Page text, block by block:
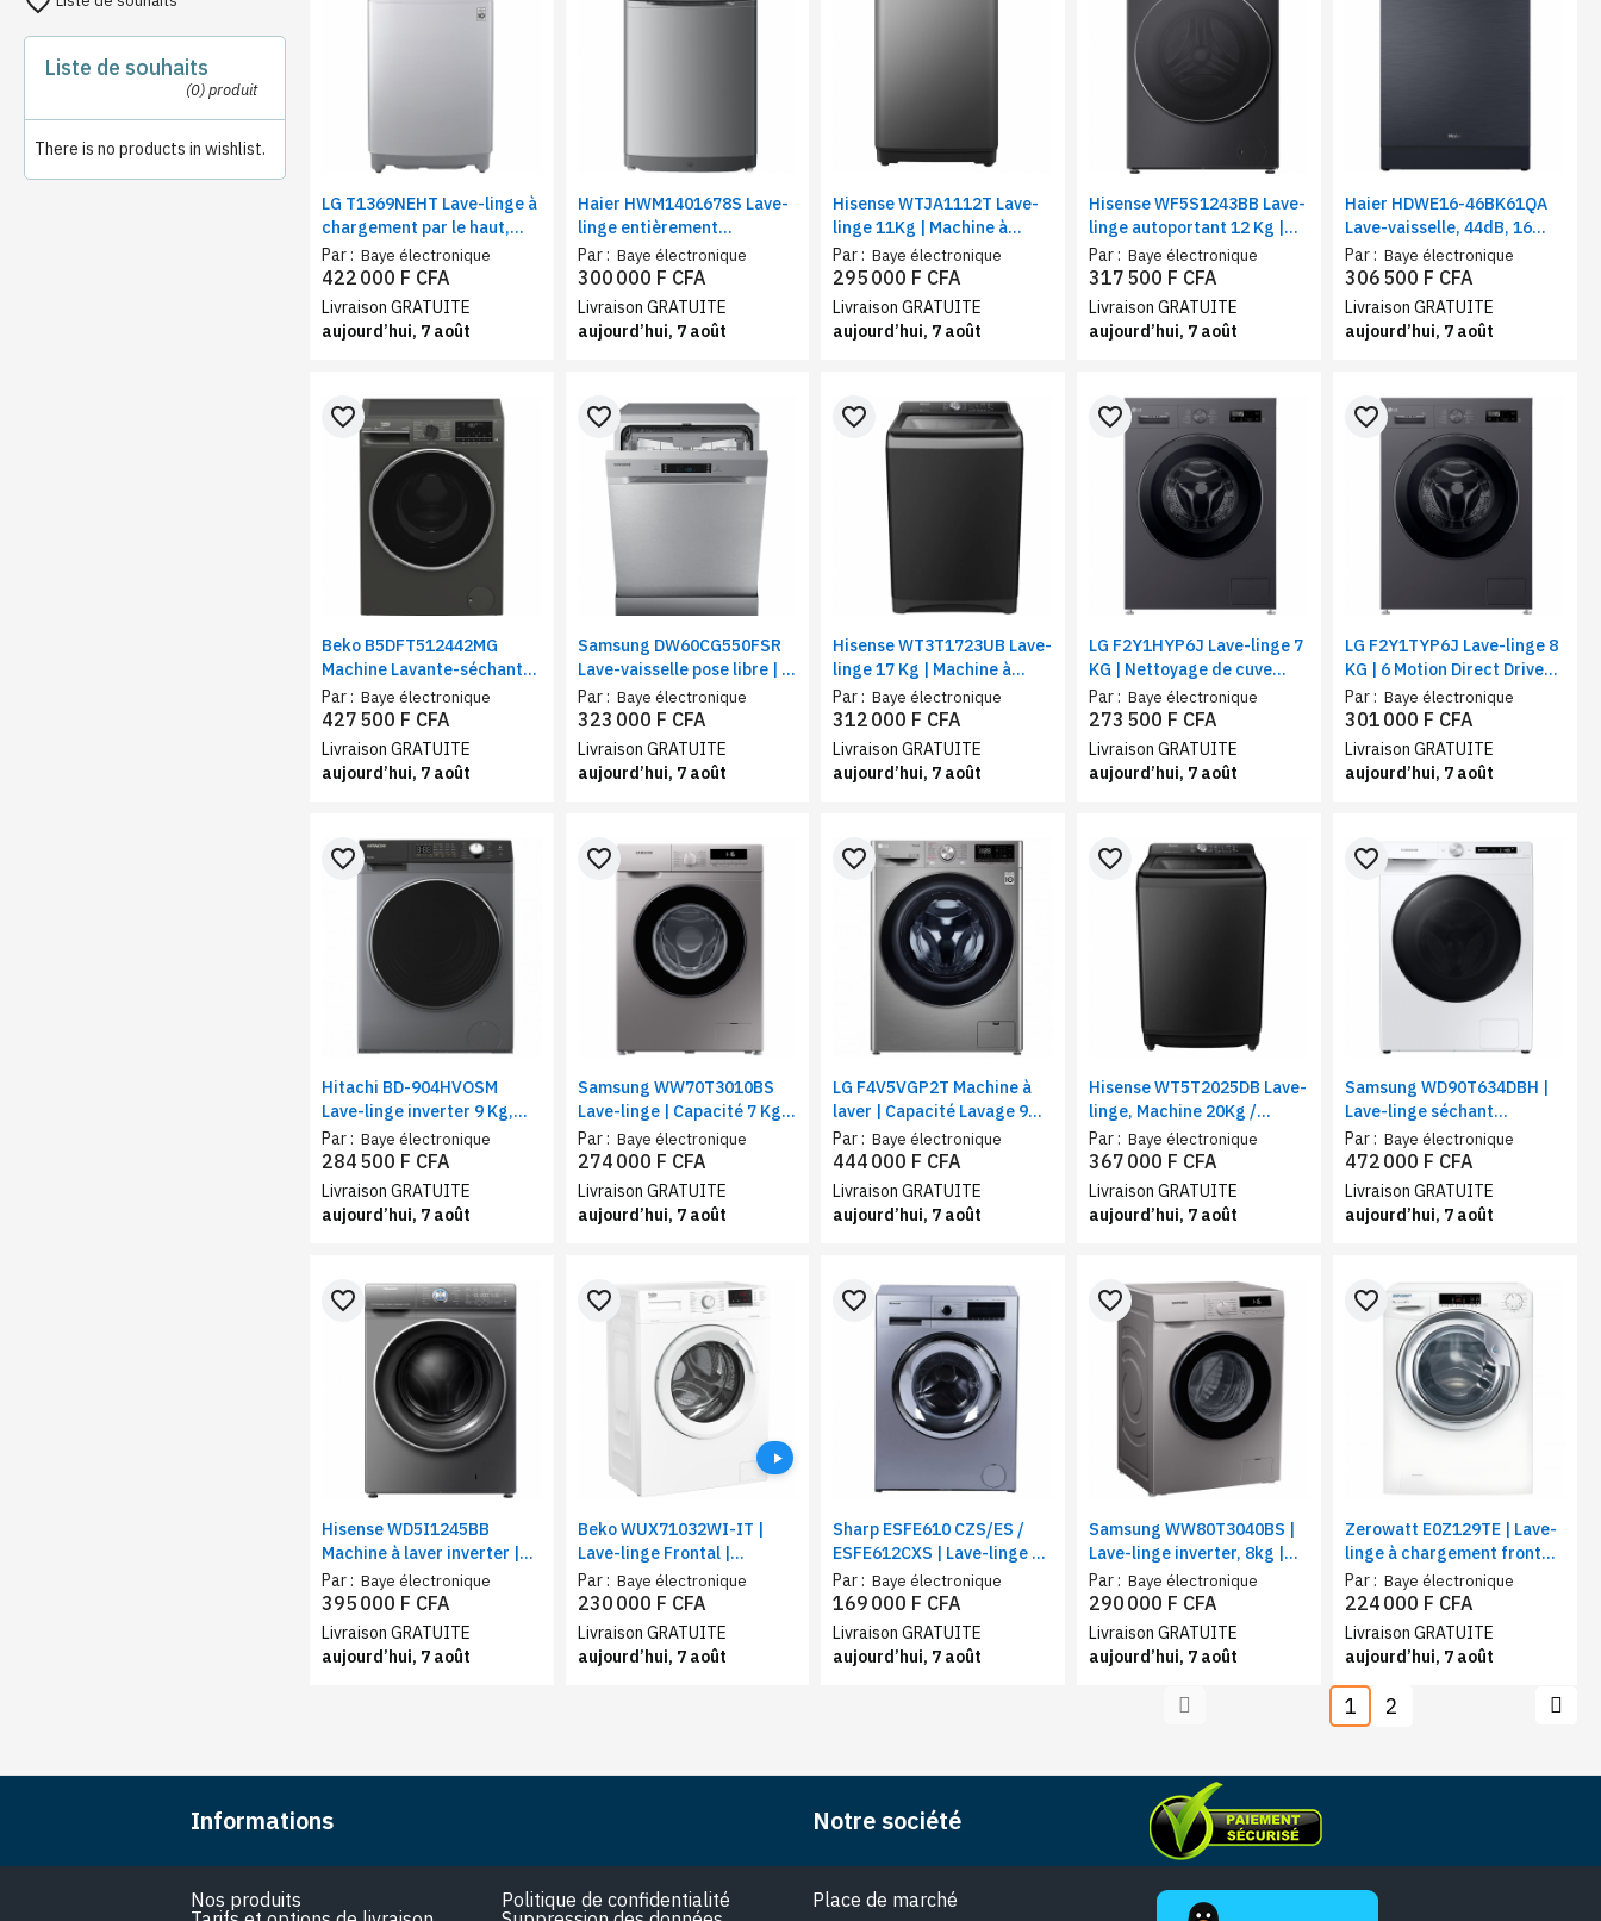
Liste de souhaits
(0)produit
There is no products in wishlist.
LG T1369NEHT Lave-linge à
chargement par le haut,
Capacité 13 Kg, Smart
Inverter
Par : Baye électronique
422 000 F CFA
Livraison GRATUITE
aujourd’hui, 7 août
Haier HWM1401678S Lave-
linge entièrement
automatique | Commande
arrière, Filtre bionique |
Vitesse 1200 tr/min, 14 Kg
Par : Baye électronique
300 000 F CFA
Livraison GRATUITE
aujourd’hui, 7 août
Hisense WTJA1112T Lave-
linge 11Kg | Machine à
charge supérieure |
Nettoyage à bulles | 10
programmes, Wifi, A
Par : Baye électronique
295 000 F CFA
Livraison GRATUITE
aujourd’hui, 7 août
Hisense WF5S1243BB Lave-
linge autoportant 12 Kg |
Machine à chargement
frontal | Auto programme,
Classe énergétique A
Par : Baye électronique
317 500 F CFA
Livraison GRATUITE
aujourd’hui, 7 août
Haier HDWE16-46BK61QA
Lave-vaisselle, 44dB, 16
couverts, 8 programmes,
départ différé, demi
charge
Par : Baye électronique
306 500 F CFA
Livraison GRATUITE
aujourd’hui, 7 août
Beko B5DFT512442MG
Machine Lavante-séchante
| Capacité Lavage 12 Kg /
Séchage 8 Kg | Moteur
ProSmart Inverter™ | Wifi
Par : Baye électronique
favorite_border
427 500 F CFA
Livraison GRATUITE
aujourd’hui, 7 août
Samsung DW60CG550FSR
Lave-vaisselle pose libre | 7
programmes , 14 couverts,
inox
Par : Baye électronique
favorite_border
323 000 F CFA
Livraison GRATUITE
aujourd’hui, 7 août
Hisense WT3T1723UB Lave-
linge 17 Kg | Machine à
charge supérieure, classe
A, 12 programmes, vitesse
de rotation(RPM) 700
Par : Baye électronique
favorite_border
312 000 F CFA
Livraison GRATUITE
aujourd’hui, 7 août
LG F2Y1HYP6J Lave-linge 7
KG | Nettoyage de cuve
(Tub Clean) | 6 Motion Direct
Drive™ | Steam +| Smart
Diagnosis™ | Classe A+++
Par : Baye électronique
favorite_border
273 500 F CFA
Livraison GRATUITE
aujourd’hui, 7 août
LG F2Y1TYP6J Lave-linge 8
KG | 6 Motion Direct Drive™ |
Steam +| Smart
Diagnosis™| Vitesse
d'essorage 1200 tr/min
Par : Baye électronique
favorite_border
301 000 F CFA
Livraison GRATUITE
aujourd’hui, 7 août
Hitachi BD-904HVOSM
Lave-linge inverter 9 Kg,
vitesse d'essorage 1400
tr/min, silver-noir
Par : Baye électronique
favorite_border
284 500 F CFA
Livraison GRATUITE
aujourd’hui, 7 août
Samsung WW70T3010BS
Lave-linge | Capacité 7 Kg,
nettoyage tambour,
panneau d'affichage LED,
arrêt différé
Par : Baye électronique
favorite_border
274 000 F CFA
Livraison GRATUITE
aujourd’hui, 7 août
LG F4V5VGP2T Machine à
laver | Capacité Lavage 9
Kg / Séchage 6 Kg | AI DD ™
| Technologie Steam ™, Wifi,
silver
Par : Baye électronique
favorite_border
444 000 F CFA
Livraison GRATUITE
aujourd’hui, 7 août
Hisense WT5T2025DB Lave-
linge, Machine 20Kg /
Chargement automatique
par le haut / noir
Par : Baye électronique
favorite_border
367 000 F CFA
Livraison GRATUITE
aujourd’hui, 7 août
Samsung WD90T634DBH |
Lave-linge séchant
ecobubble™ | Lavage 9 Kg /
Séchage 6 Kg | Classe
d’efficacité énergétique E,
WiFi
Par : Baye électronique
favorite_border
472 000 F CFA
Livraison GRATUITE
aujourd’hui, 7 août
Hisense WD5I1245BB
Machine à laver inverter |
Lavage 12 Kg / Séchage 8
Kg | Puissance 1750 W, A
Par : Baye électronique
favorite_border
395 000 F CFA
Livraison GRATUITE
aujourd’hui, 7 août
Beko WUX71032WI-IT |
Lave-linge Frontal |
Capacité 7 Kg | Type de
tambour : A alvéoles
Aquawave | Classe énergie :
C
Par : Baye électronique
favorite_border
230 000 F CFA
Livraison GRATUITE
aujourd’hui, 7 août
Sharp ESFE610 CZS/ES /
ESFE612CXS | Lave-linge 6
Kg | Type de charge frontal
| Lavage rapide15 minutes
Par : Baye électronique
favorite_border
169 000 F CFA
Livraison GRATUITE
aujourd’hui, 7 août
Samsung WW80T3040BS |
Lave-linge inverter, 8kg |
Vitesse de rotation (t/min)
1400
Par : Baye électronique
favorite_border
290 000 F CFA
Livraison GRATUITE
aujourd’hui, 7 août
Zerowatt E0Z129TE | Lave-
linge à chargement frontal
| Capacité 9 Kg | Essorage
12000 tr/min | Classe
d'efficacité énergétique D
Par : Baye électronique
favorite_border
224 000 F CFA
Livraison GRATUITE
aujourd’hui, 7 août
1 2
Informations Notre société
Nos produits
Politique de confidentialité
Place de marché